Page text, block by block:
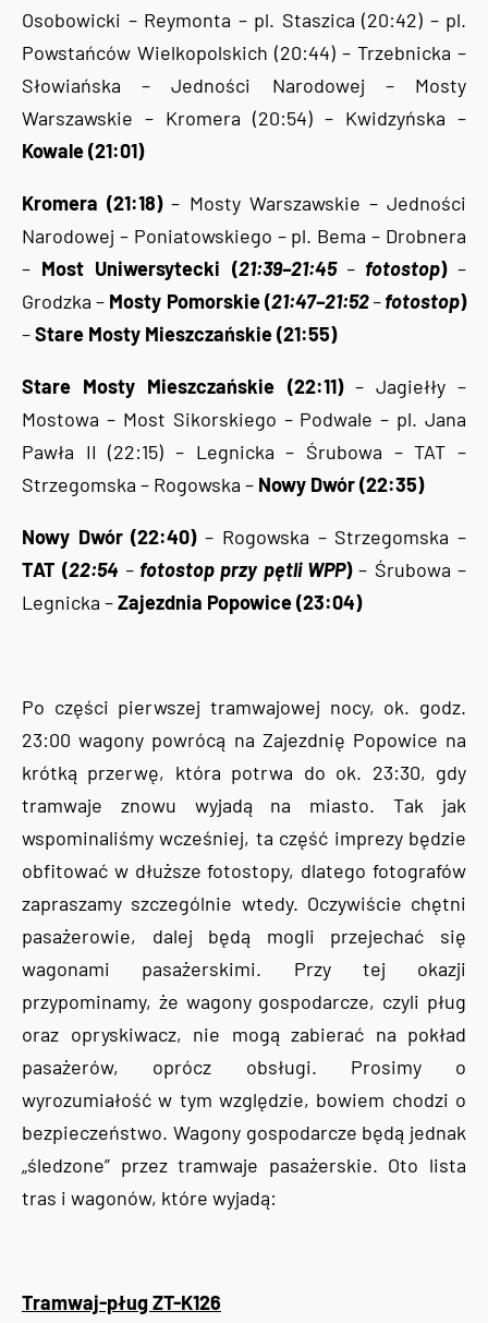
Osobowicki – Reymonta – pl. Staszica (20:42) – pl.
Powstańców Wielkopolskich (20:44) – Trzebnicka –
Słowiańska – Jedności Narodowej – Mosty
Warszawskie – Kromera (20:54) – Kwidzyńska –
Kowale (21:01)
Kromera (21:18)– Mosty Warszawskie – Jedności
Narodowej – Poniatowskiego – pl. Bema – Drobnera
– Most Uniwersytecki (21:39–21:45 – fotostop)–
Grodzka – Mosty Pomorskie (21:47–21:52–fotostop)
–Stare Mosty Mieszczańskie (21:55)
Stare Mosty Mieszczańskie (22:11) – Jagiełły –
Mostowa – Most Sikorskiego – Podwale – pl. Jana
Pawła II (22:15) – Legnicka – Śrubowa – TAT –
Strzegomska – Rogowska – Nowy Dwór (22:35)
Nowy Dwór (22:40)– Rogowska – Strzegomska –
TAT (22:54 –fotostop przy pętli WPP)– Śrubowa –
Legnicka –Zajezdnia Popowice (23:04)
Po części pierwszej tramwajowej nocy, ok. godz.
23:00 wagony powrócą na Zajezdnię Popowice na
krótką przerwę, która potrwa do ok. 23:30, gdy
tramwaje znowu wyjadą na miasto. Tak jak
wspominaliśmy wcześniej, ta część imprezy będzie
obfitować w dłuższe fotostopy, dlatego fotografów
zapraszamy szczególnie wtedy. Oczywiście chętni
pasażerowie, dalej będą mogli przejechać się
wagonami pasażerskimi. Przy tej okazji
przypominamy, że wagony gospodarcze, czyli pług
oraz opryskiwacz, nie mogą zabierać na pokład
pasażerów, oprócz obsługi. Prosimy o
wyrozumiałość w tym względzie, bowiem chodzi o
bezpieczeństwo. Wagony gospodarcze będą jednak
„śledzone” przez tramwaje pasażerskie. Oto lista
tras i wagonów, które wyjadą:
Tramwaj-pług ZT-K126